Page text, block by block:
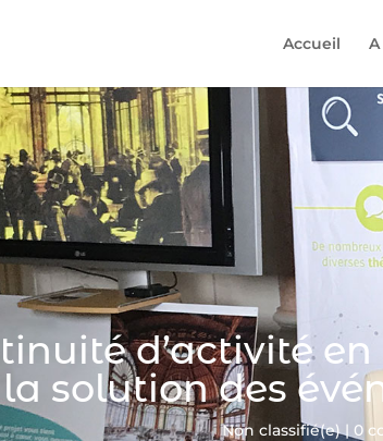
Accueil
d’activité
la solution des
Non classifié(e)| 0